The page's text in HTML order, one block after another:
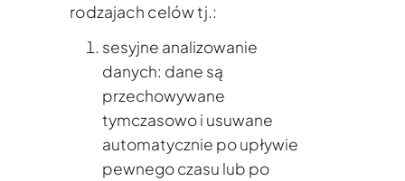
rodzajach celów tj.:
sesyjne analizowanie
danych: dane są
przechowywane
tymczasowo i usuwane
automatycznie po upływie
pewnego czasu lub po